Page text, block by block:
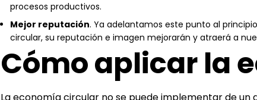
procesos productivos.
Mejor reputación. Ya adelantamos este punto al
circular, su reputación e imagen mejorarán y atraerá a
Cómo aplicar la